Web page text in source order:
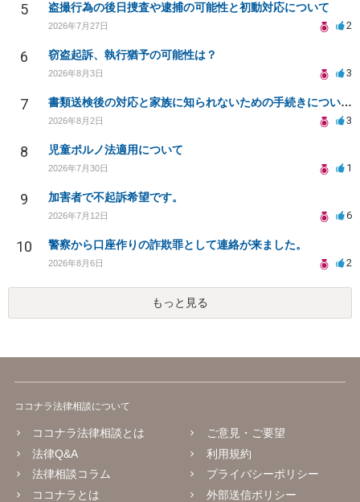
5 盗撮行為の後日捜査や逮捕の可能性と初動対応について
2026年7月27日 2
6 窃盗起訴、執行猶予の可能性は？
2026年8月3日 3
7 書類送検後の対応と家族に知られないための手続きについて相談
2026年8月2日 3
8 児童ポルノ法適用について
2026年7月30日 1
9 加害者で不起訴希望です。
2026年7月12日 6
10 警察から口座作りの詐欺罪として連絡が来ました。
2026年8月6日 2
もっと見る
ココナラ法律相談について
ココナラ法律相談とは
法律Q&A
法律相談コラム
ココナラとは
ご意見・ご要望
利用規約
プライバシーポリシー
外部送信ポリシー